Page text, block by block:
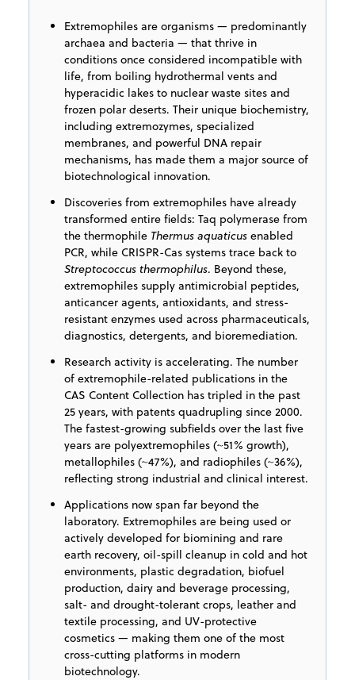
Extremophiles are organisms — predominantly
archaea and bacteria — that thrive in
conditions once considered incompatible with
life, from boiling hydrothermal vents and
hyperacidic lakes to nuclear waste sites and
frozen polar deserts. Their unique biochemistry,
including extremozymes, specialized
membranes, and powerful DNA repair
mechanisms, has made them a major source of
biotechnological innovation.
Discoveries from extremophiles have already
transformed entire fields: Taq polymerase from
the thermophile Thermus aquaticus enabled
PCR, while CRISPR-Cas systems trace back to
Streptococcus thermophilus. Beyond these,
extremophiles supply antimicrobial peptides,
anticancer agents, antioxidants, and stress-
resistant enzymes used across pharmaceuticals,
diagnostics, detergents, and bioremediation.
Research activity is accelerating. The number
of extremophile-related publications in the
CAS Content Collection has tripled in the past
25 years, with patents quadrupling since 2000.
The fastest-growing subfields over the last five
years are polyextremophiles (~51% growth),
metallophiles (~47%), and radiophiles (~36%),
reflecting strong industrial and clinical interest.
Applications now span far beyond the
laboratory. Extremophiles are being used or
actively developed for biomining and rare
earth recovery, oil-spill cleanup in cold and hot
environments, plastic degradation, biofuel
production, dairy and beverage processing,
salt- and drought-tolerant crops, leather and
textile processing, and UV-protective
cosmetics — making them one of the most
cross-cutting platforms in modern
biotechnology.